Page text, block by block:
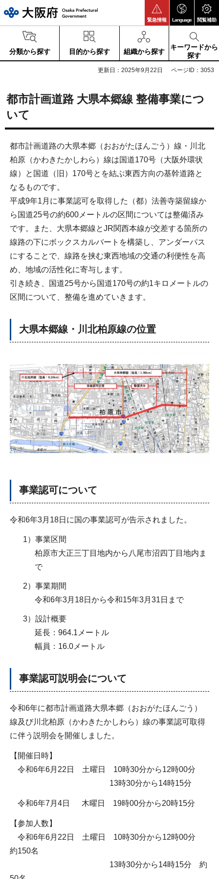
緊急情報 Language 閲覧補助
分類から探す 目的から探す 組織から探す
キーワードから
探す
更新日：2025年9月22日 ページID：3053
都市計画道路 大県本郷線 整備事業につ
いて
都市計画道路の大県本郷（おおがたほんごう）線・川北
柏原（かわきたかしわら）線は国道170号（大阪外環状
線）と国道（旧）170号とを結ぶ東西方向の基幹道路と
なるものです。
平成9年1月に事業認可を取得した（都）法善寺築留線か
ら国道25号の約600メートルの区間については整備済み
です。また、大県本郷線とJR関西本線が交差する箇所の
線路の下にボックスカルバートを構築し、アンダーパス
にすることで、線路を挟む東西地域の交通の利便性を高
め、地域の活性化に寄与します。
引き続き、国道25号から国道170号の約1キロメートルの
区間について、整備を進めていきます。
大県本郷線・川北柏原線の位置
事業認可について
令和6年3月18日に国の事業認可が告示されました。
1）事業区間
柏原市大正三丁目地内から八尾市沼四丁目地内ま
で
2）事業期間
令和6年3月18日から令和15年3月31日まで
3）設計概要
延長：964.1メートル
幅員：16.0メートル
事業認可説明会について
令和6年に都市計画道路大県本郷（おおがたほんごう）
線及び川北柏原（かわきたかしわら）線の事業認可取得
に伴う説明会を開催しました。
【開催日時】
令和6年6月22日 土曜日 10時30分から12時00分
13時30分から14時15分
令和6年7月4日 木曜日 19時00分から20時15分
【参加人数】
令和6年6月22日 土曜日 10時30分から12時00分
約150名
13時30分から14時15分 約